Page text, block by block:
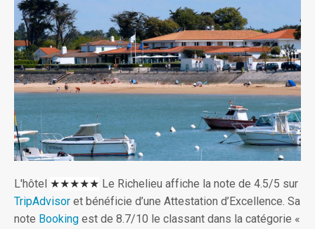
L'hôtel ★★★★★ Le Richelieu affiche la note de 4.5/5 sur
TripAdvisor et bénéficie d’une Attestation d’Excellence. Sa
note Booking est de 8.7/10 le classant dans la catégorie «